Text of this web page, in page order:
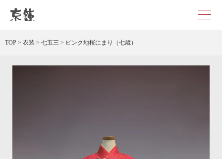
TOP > 衣装 > 七五三 > ピンク地桜にまり（七歳）